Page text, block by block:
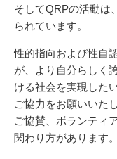
そしてQRPの活動は
られています。
性的指向および性自
が、より自分らしく
ける社会を実現した
ご協力をお願いいた
ご協賛、ボランティ
関わり方があります。